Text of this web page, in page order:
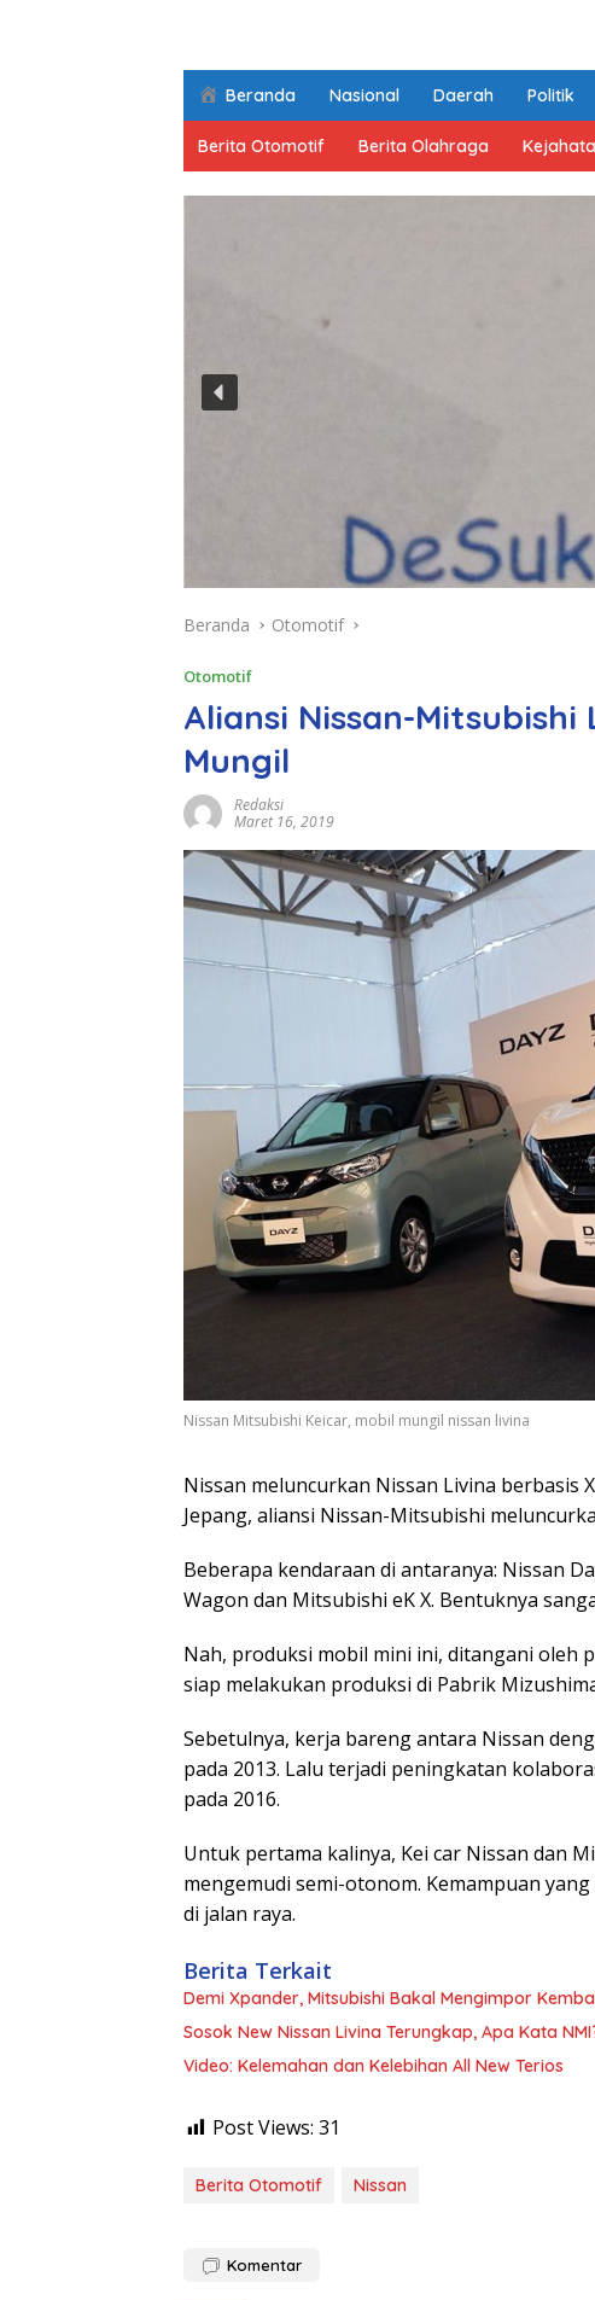
Beranda Nasional Daerah Politik
Berita Otomotif Berita Olahraga
Beranda Otomotif
Otomotif
Aliansi Nissan-
Mungil
Redaksi
Maret 16, 2019
Nissan Mitsubishi Keicar, mobil mungil nissan livina
Nissan meluncurkan Nissan Livina berbasis
Jepang, aliansi Nissan-Mitsubishi
Beberapa kendaraan di antaranya: Nissan
Wagon dan Mitsubishi eK X. Bentuknya
Nah, produksi mobil mini ini, ditangani oleh
siap melakukan produksi di Pabrik
Sebetulnya, kerja bareng antara Nissan
pada 2013. Lalu terjadi peningkatan
pada 2016.
Untuk pertama kalinya, Kei car Nissan dan
mengemudi semi-otonom. Kemampuan
di jalan raya.
Berita Terkait
Demi Xpander, Mitsubishi Bakal Mengimpor
Sosok New Nissan Livina Terungkap, Apa Kata
Video: Kelemahan dan Kelebihan All New Terios
Post Views: 31
Berita Otomotif Nissan
Komentar